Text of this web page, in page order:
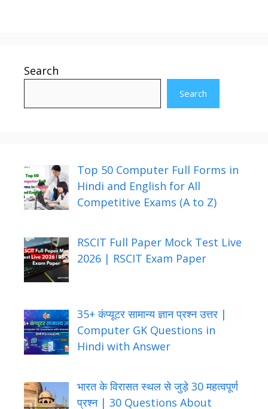
Search
Search
Top 50 Computer Full Forms in
Hindi and English for All
Competitive Exams (A to Z)
RSCIT Full Paper Mock Test Live
2026 | RSCIT Exam Paper
35+ कंप्यूटर सामान्य ज्ञान प्रश्न उत्तर |
Computer GK Questions in
Hindi with Answer
भारत के विरासत स्थल से जुड़े 30 महत्वपूर्ण
प्रश्न | 30 Questions About